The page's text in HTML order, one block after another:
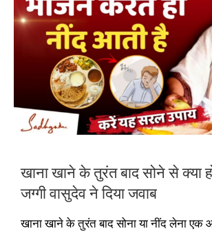
खाना खाने के तुरंत बाद सोने से क्या
जग्गी वासुदेव ने दिया जवाब
खाना खाने के तुरंत बाद सोना या नींद लेना